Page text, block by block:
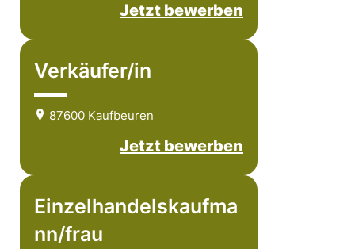
Jetzt bewerben
Verkäufer/in
87600 Kaufbeuren
Jetzt bewerben
Einzelhandelskaufma
nn/frau